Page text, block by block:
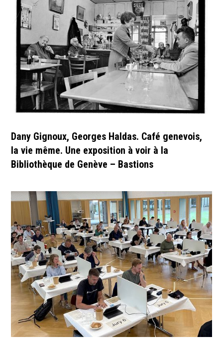
Dany Gignoux, Georges Haldas. Café genevois,
la vie même. Une exposition à voir à la
Bibliothèque de Genève – Bastions